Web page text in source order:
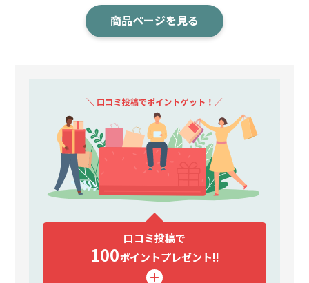
商品ページを見る
口コミ投稿で
100ポイントプレゼント!!